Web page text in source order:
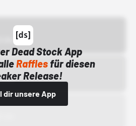
Dead Stock App
Rafflesfür diesen
Release!
dir unsere App
Uhr